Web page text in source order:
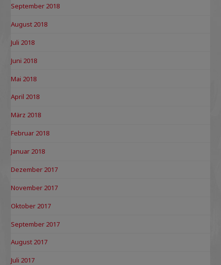
September 2018
August 2018
Juli 2018
Juni 2018
Mai 2018
April 2018
März 2018
Februar 2018
Januar 2018
Dezember 2017
November 2017
Oktober 2017
September 2017
August 2017
Juli 2017